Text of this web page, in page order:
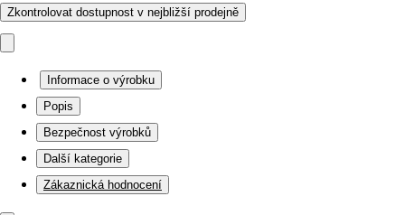
Zkontrolovat dostupnost v nejbližší prodejně
Informace o výrobku
Popis
Bezpečnost výrobků
Další kategorie
Zákaznická hodnocení